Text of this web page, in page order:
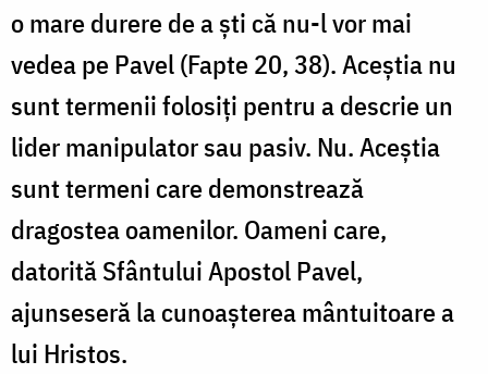
o mare durere de a ști că nu-l vor mai
vedea pe Pavel (Fapte 20, 38). Aceștia nu
sunt termenii folosiți pentru a descrie un
lider manipulator sau pasiv. Nu. Aceștia
sunt termeni care demonstrează
dragostea oamenilor. Oameni care,
datorită Sfântului Apostol Pavel,
ajunseseră la cunoașterea mântuitoare a
lui Hristos.